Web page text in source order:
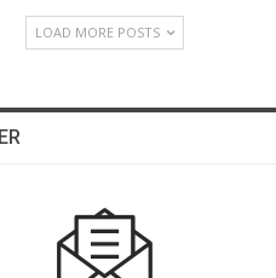
LOAD MORE POSTS